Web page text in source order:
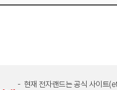
현재 전자랜드는 공식 사이트